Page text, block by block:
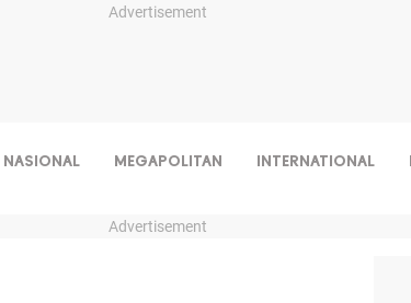
Advertisement
NASIONAL MEGAPOLITAN INTERNATIONAL
Advertisement